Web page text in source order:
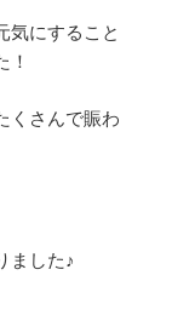
気にすること
！
くさんで賑わ
ました♪